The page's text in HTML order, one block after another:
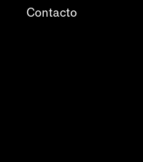
Contacto